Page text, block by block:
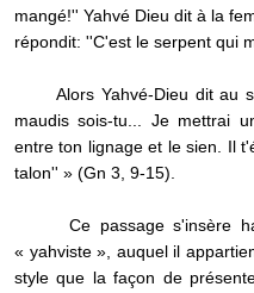
mangé!'' Yahvé Dieu dit à la
répondit: ''C'est le serpent qui
Alors Yahvé-Dieu dit au
maudis sois-tu... Je mettrai
entre ton lignage et le sien. Il
talon'' » (Gn 3, 9-15).
Ce passage s'insère
« yahviste », auquel il
style que la façon de